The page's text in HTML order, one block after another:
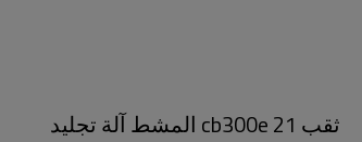
ثقب cb300e 21 المشط آلة تجليد